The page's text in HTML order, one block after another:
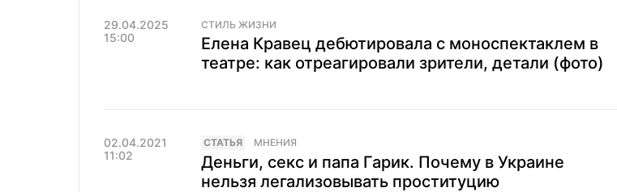
29.04.2025
15:00
СТИЛЬ ЖИЗНИ
Елена Кравец дебютировала с моноспектаклем в
театре: как отреагировали зрители, детали (фото)
02.04.2021
11:02
CТАТЬЯ МНЕНИЯ
Деньги, секс и папа Гарик. Почему в Украине
нельзя легализовывать проституцию